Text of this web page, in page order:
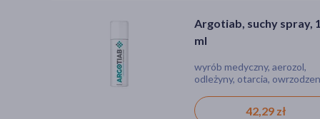
Argotiab, suchy spray,
ml
wyrób medyczny, aerozol,
odleżyny, otarcia,
42,29 zł
Ranisilver Kadefarm,
spray, 125 ml
wyrób medyczny, spray, rana,
skaleczenie, otarcia,
40,79 zł